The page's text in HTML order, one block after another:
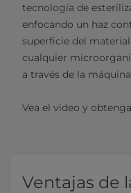
tecnología de
enfocando un haz
superficie del
cualquier
a través de la
Vea el video y
Ventajas de